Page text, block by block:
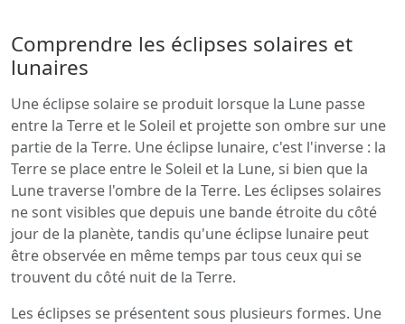
Comprendre les éclipses solaires et
lunaires
Une éclipse solaire se produit lorsque la Lune passe
entre la Terre et le Soleil et projette son ombre sur une
partie de la Terre. Une éclipse lunaire, c'est l'inverse : la
Terre se place entre le Soleil et la Lune, si bien que la
Lune traverse l'ombre de la Terre. Les éclipses solaires
ne sont visibles que depuis une bande étroite du côté
jour de la planète, tandis qu'une éclipse lunaire peut
être observée en même temps par tous ceux qui se
trouvent du côté nuit de la Terre.
Les éclipses se présentent sous plusieurs formes. Une